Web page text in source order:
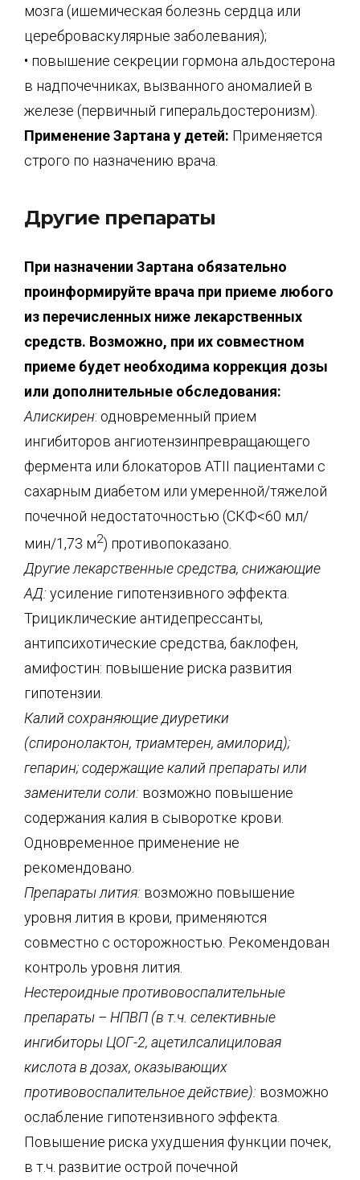
мозга (ишемическая болезнь сердца или
цереброваскулярные заболевания);
• повышение секреции гормона альдостерона
в надпочечниках, вызванного аномалией в
железе (первичный гиперальдостеронизм).
Применение Зартана у детей: Применяется
строго по назначению врача.
Другие препараты
При назначении Зартана обязательно
проинформируйте врача при приеме любого
из перечисленных ниже лекарственных
средств. Возможно, при их совместном
приеме будет необходима коррекция дозы
или дополнительные обследования:
Алискирен: одновременный прием
ингибиторов ангиотензинпревращающего
фермента или блокаторов АТII пациентами с
сахарным диабетом или умеренной/тяжелой
почечной недостаточностью (СКФ<60 мл/
мин/1,73 м2) противопоказано.
Другие лекарственные средства, снижающие
АД: усиление гипотензивного эффекта.
Трициклические антидепрессанты,
антипсихотические средства, баклофен,
амифостин: повышение риска развития
гипотензии.
Калий сохраняющие диуретики
(спиронолактон, триамтерен, амилорид);
гепарин; содержащие калий препараты или
заменители соли: возможно повышение
содержания калия в сыворотке крови.
Одновременное применение не
рекомендовано.
Препараты лития: возможно повышение
уровня лития в крови, применяются
совместно с осторожностью. Рекомендован
контроль уровня лития.
Нестероидные противовоспалительные
препараты – НПВП (в т.ч. селективные
ингибиторы ЦОГ-2, ацетилсалициловая
кислота в дозах, оказывающих
противовоспалительное действие): возможно
ослабление гипотензивного эффекта.
Повышение риска ухудшения функции почек,
в т.ч. развитие острой почечной